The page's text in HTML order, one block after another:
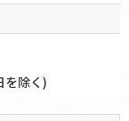
を除く)